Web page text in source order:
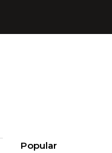
Popular